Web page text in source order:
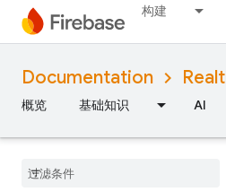
构建
Documentation
概览 基础知识 AI